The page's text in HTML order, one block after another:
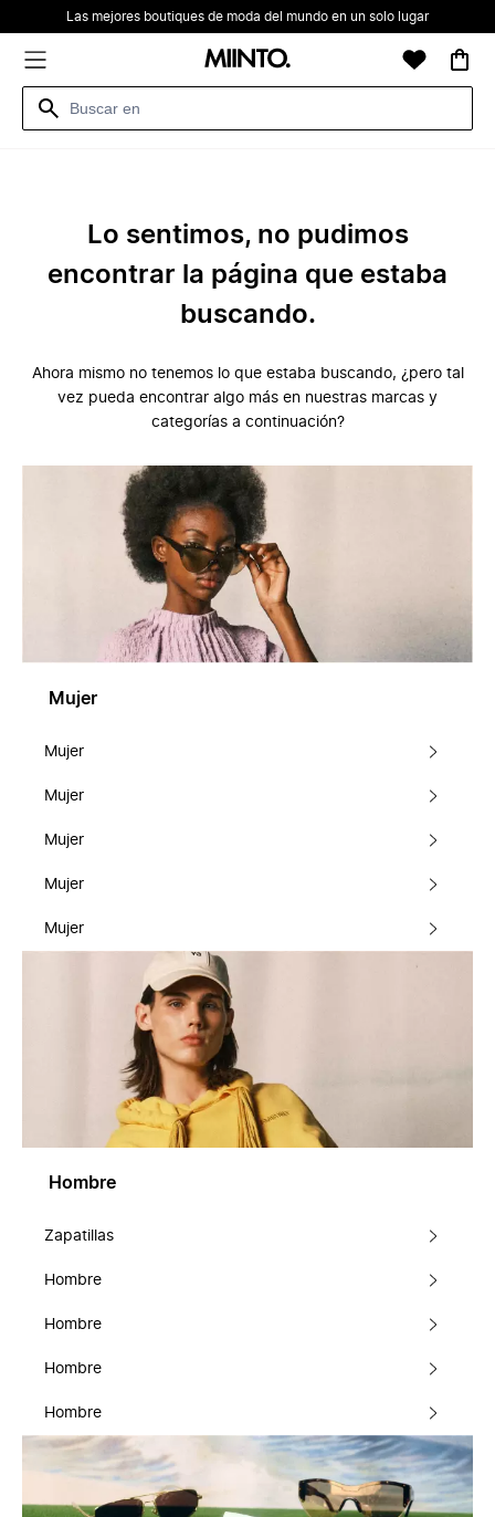
Las mejores boutiques de moda del mundo en un solo lugar
Lo sentimos, no pudimos
encontrar la página que estaba
buscando.
Ahora mismo no tenemos lo que estaba buscando, ¿pero tal
vez pueda encontrar algo más en nuestras marcas y
categorías a continuación?
Mujer
Mujer
Mujer
Mujer
Mujer
Mujer
Hombre
Zapatillas
Hombre
Hombre
Hombre
Hombre